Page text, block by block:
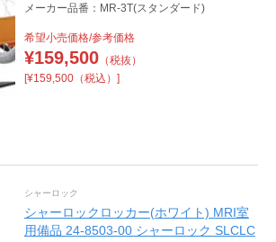
メーカー品番：MR-3T(スタンダード)
希望小売価格/参考価格
¥159,500（税抜）
[¥159,500（税込）]
シャーロック
シャーロックロッカー(ホワイト) MRI室
用備品 24-8503-00 シャーロック SLCLC